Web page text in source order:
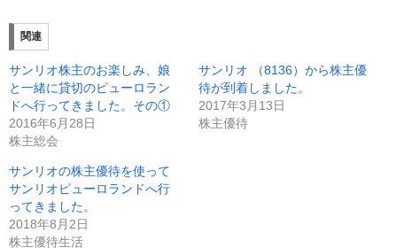
て
T
w
t
t
e
r
で
共
有
(
新
い
ウ
ィ
ン
ド
ウ
で
共
有
す
る
に
は
ク
ク
し
く
だ
さ
い
(
関連
サンリオ株主のお楽しみ、娘
と一緒に貸切のピューロラン
ドへ行ってきました。その①
2016年6月28日
株主総会
サンリオ （8136）から株主優
待が到着しました。
2017年3月13日
株主優待
サンリオの株主優待を使って
サンリオピューロランドへ行
ってきました。
2018年8月2日
株主優待生活